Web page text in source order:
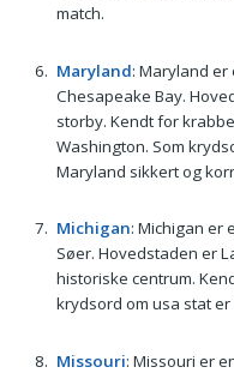
match.
Maryland: Maryland
Chesapeake Bay.
storby. Kendt for
Washington. Som
Maryland sikkert og
Michigan: Michigan er
Søer. Hovedstaden er
historiske centrum.
krydsord om usa stat
Missouri: Missouri er